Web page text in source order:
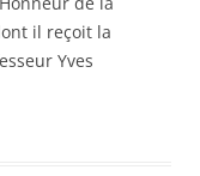
il reçoit la
Yves